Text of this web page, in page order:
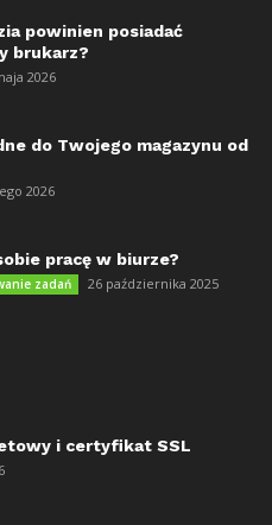
powinien posiadać
brukarz?
2026
do Twojego magazynu od
2026
pracę w biurze?
zadań 26 października 2025
i certyfikat SSL